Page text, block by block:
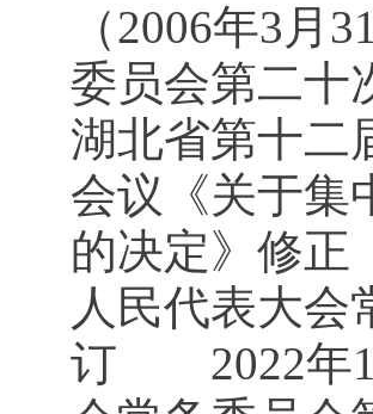
（2006年3月
委员会第二
湖北省第十二
会议《关于集
的决定》修
人民代表大会
订 2022年11